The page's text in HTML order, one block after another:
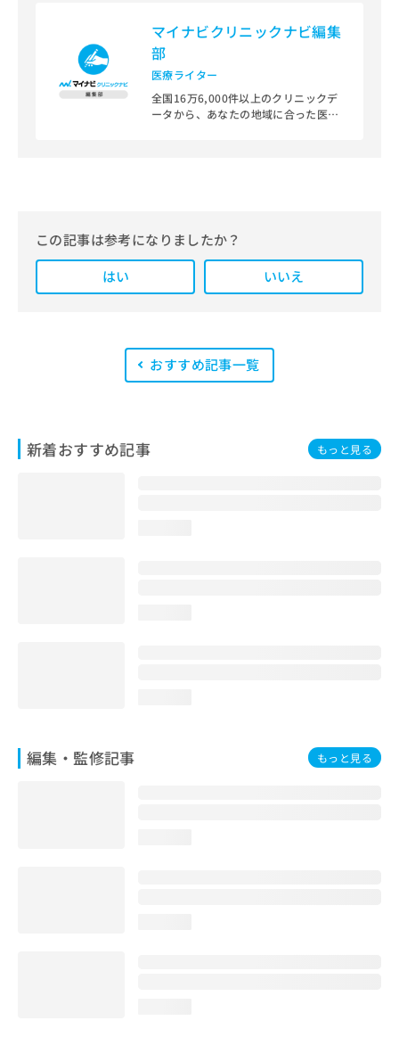
マイナビクリニックナビ編集
部
医療ライター
全国16万6,000件以上のクリニックデ
ータから、あなたの地域に合った医療
また、医療広告ガイドラインに準拠し
た編集体制を整えており、編集部内に
は、一般社団法人薬機法医療法規格協
います。
この記事は参考になりましたか？
はい
いいえ
おすすめ記事一覧
新着おすすめ記事 もっと見る
編集・監修記事 もっと見る